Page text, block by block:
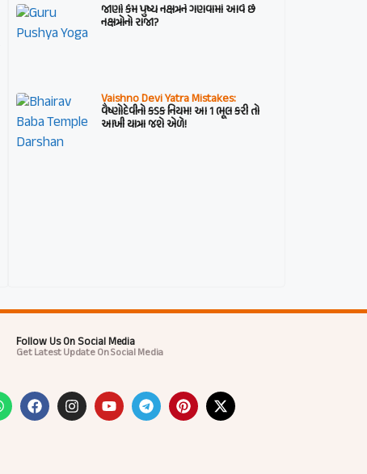
જાણો કેમ પુષ્ય નક્ષત્રને ગણવામાં આવે છે
નક્ષત્રોનો રાજા?
Vaishno Devi Yatra Mistakes:
વૈષ્ણોદેવીનો કડક નિયમ! આ 1 ભૂલ કરી તો
આખી યાત્રા જશે એળે!
Follow Us On Social Media
Get Latest Update On Social Media